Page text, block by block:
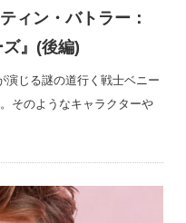
ィン・バトラー：
ズ』(後編)
じる謎の道行く戦士ベニー
そのようなキャラクターや